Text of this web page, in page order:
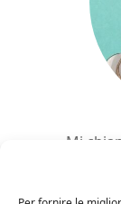
Mi
Edimburgo
In questo